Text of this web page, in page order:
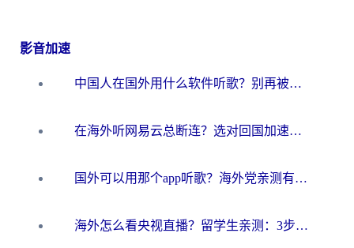
影音加速
中国人在国外用什么软件听歌？别再被地域限制卡脖子，这篇教你轻松解锁国内音乐库
在海外听网易云总断连？选对回国加速器，告别地区限制和卡顿
国外可以用那个app听歌？海外党亲测有效的回国加速方案，轻松听国内音乐听书
海外怎么看央视直播？留学生亲测：3步解决版权限制+追剧自由